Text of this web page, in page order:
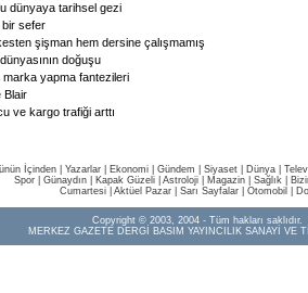
dünyaya tarihsel gezi
bir sefer
şişman hem dersine çalışmamış
doğuşu
marka yapma fantezileri
Blair
ve kargo trafiği arttı
İçinden Yazarlar Ekonomi Gündem Siyaset Dünya |
Spor
Günaydın Kapak Güzeli Astroloji Magazin Sağlık
Cumartesi| Aktüel Pazar| Sarı Sayfalar| Otomobil
Copyright © 2003, 2004 - Tüm hakları saklıdır.
MERKEZ GAZETE DERGİ BASIM YAYINCILIK SANAYİ VE